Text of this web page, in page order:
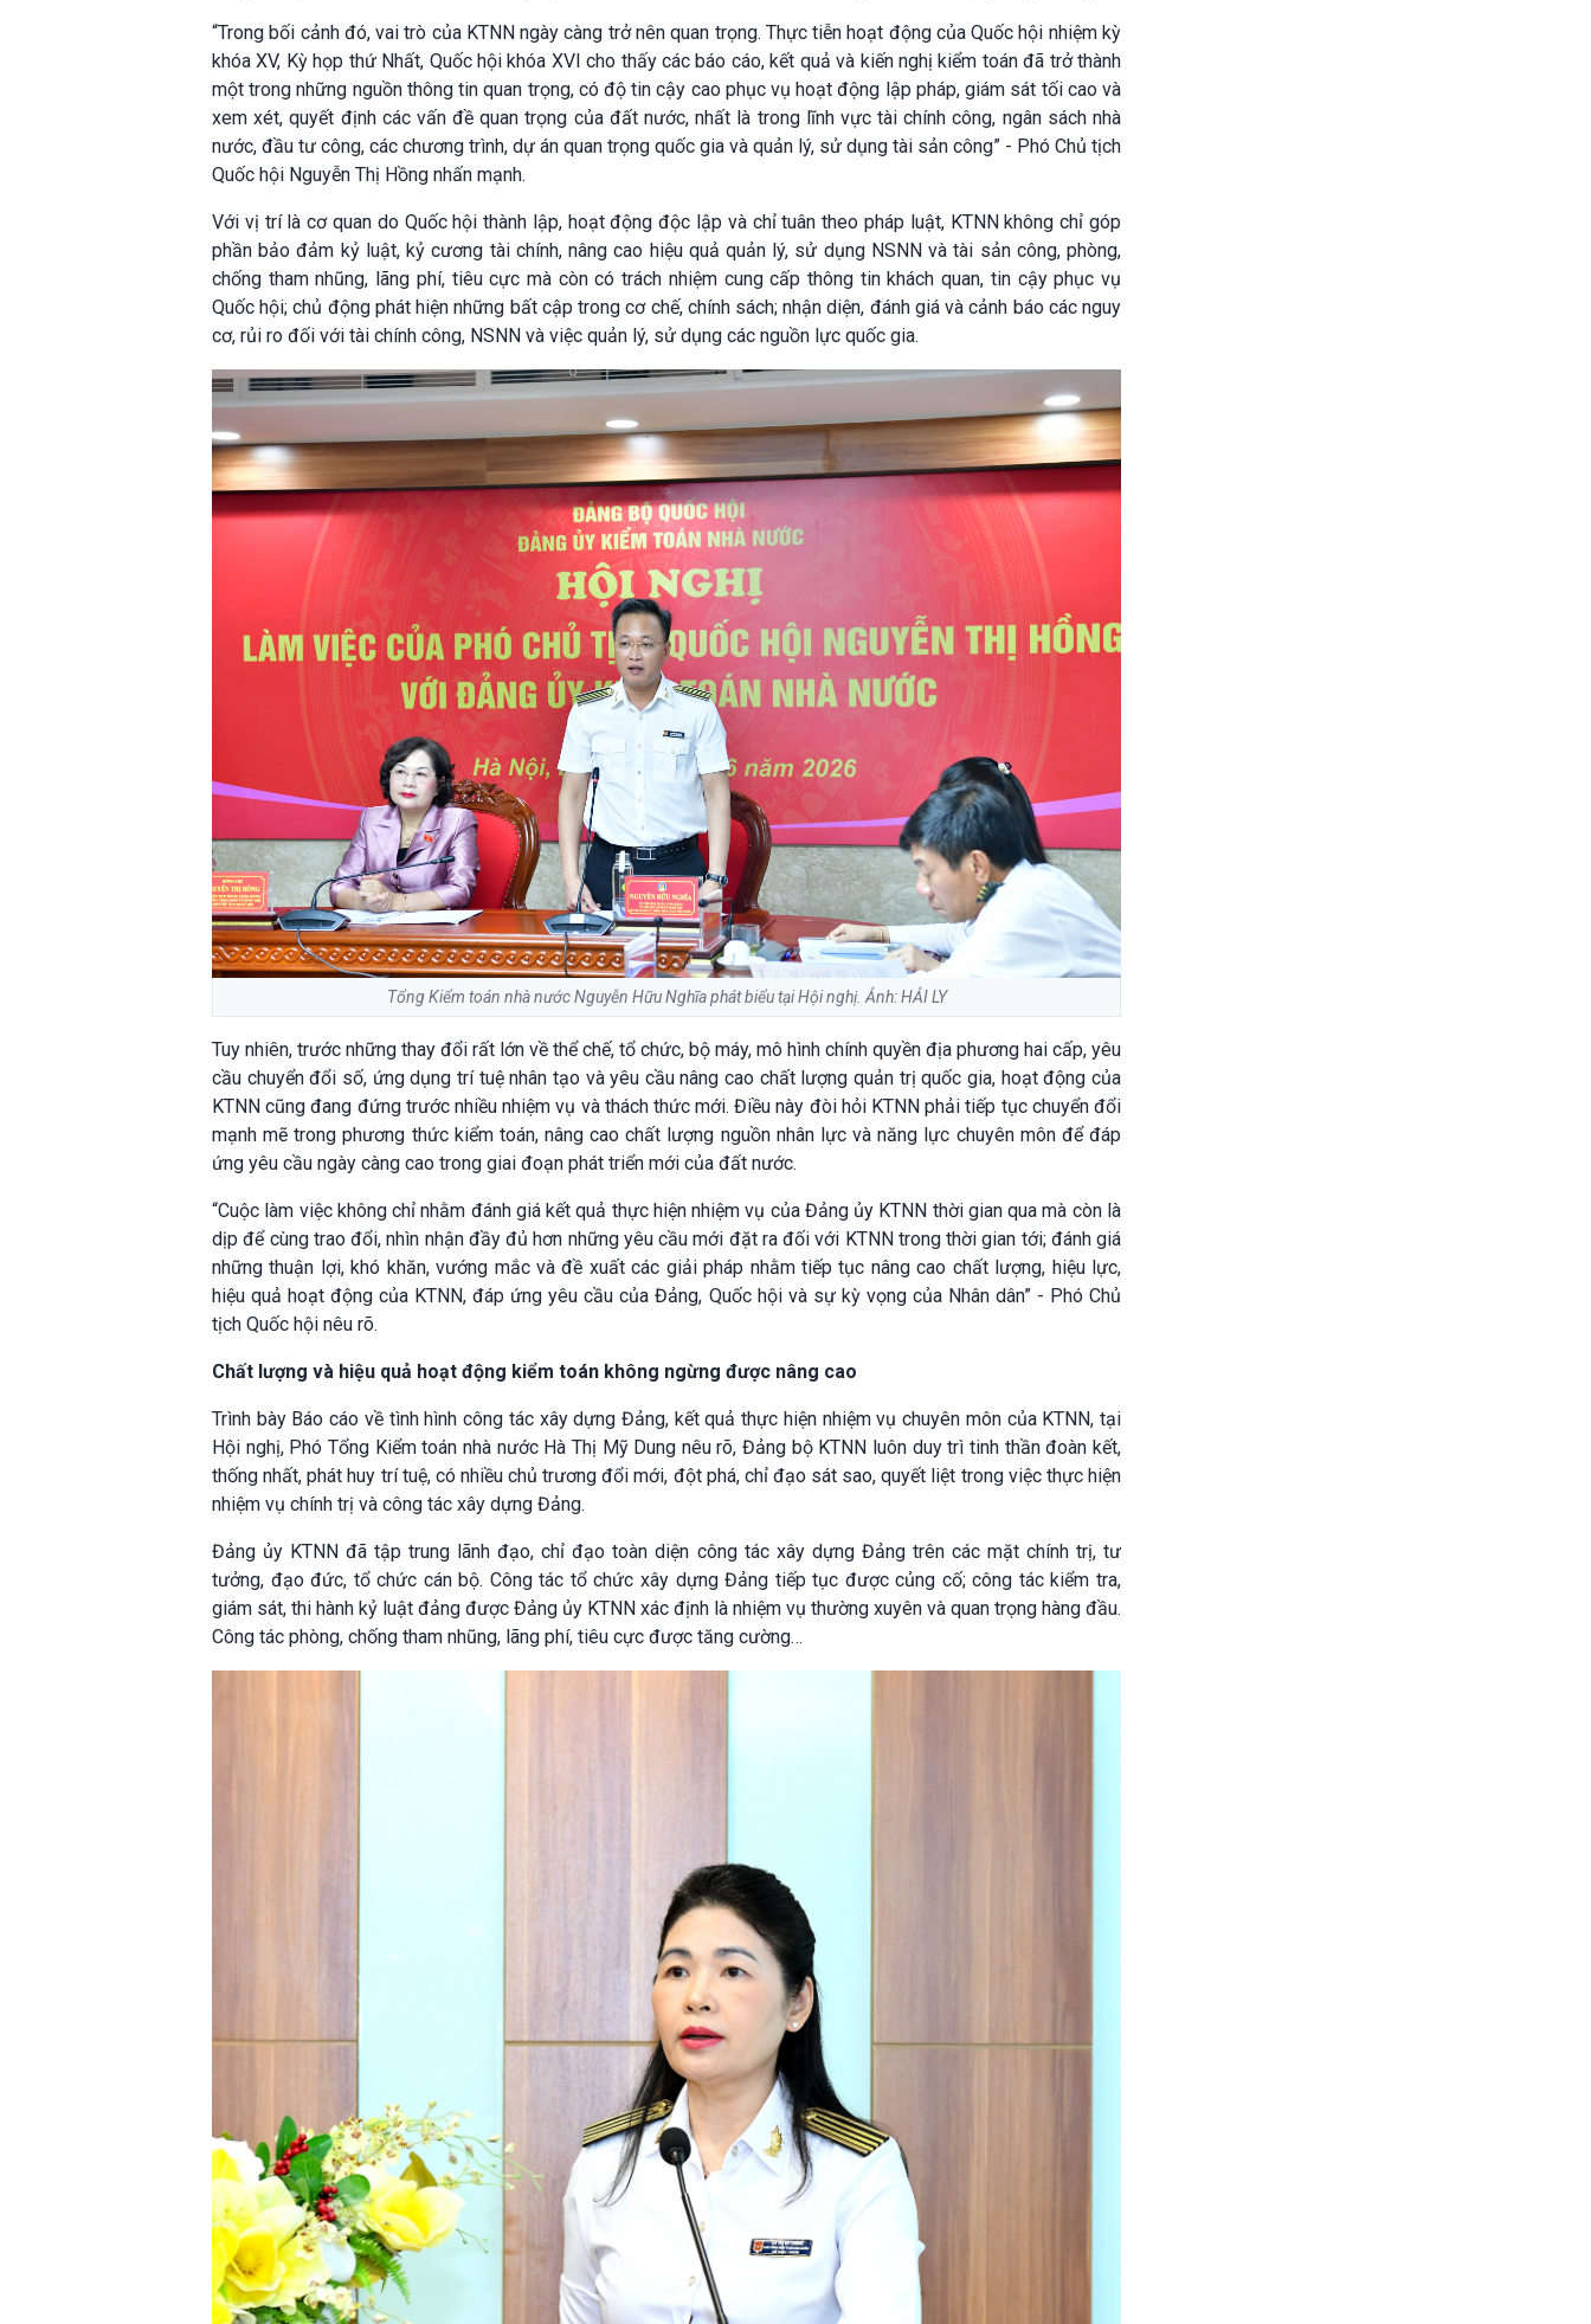
“Trong bối cảnh đó, vai trò của KTNN ngày càng trở nên quan trọng. Thực tiễn hoạt động của Quốc hội nhiệm kỳ
khóa XV, Kỳ họp thứ Nhất, Quốc hội khóa XVI cho thấy các báo cáo, kết quả và kiến nghị kiểm toán đã trở thành
một trong những nguồn thông tin quan trọng, có độ tin cậy cao phục vụ hoạt động lập pháp, giám sát tối cao và
xem xét, quyết định các vấn đề quan trọng của đất nước, nhất là trong lĩnh vực tài chính công, ngân sách nhà
nước, đầu tư công, các chương trình, dự án quan trọng quốc gia và quản lý, sử dụng tài sản công” - Phó Chủ tịch
Quốc hội Nguyễn Thị Hồng nhấn mạnh.
Với vị trí là cơ quan do Quốc hội thành lập, hoạt động độc lập và chỉ tuân theo pháp luật, KTNN không chỉ góp
phần bảo đảm kỷ luật, kỷ cương tài chính, nâng cao hiệu quả quản lý, sử dụng NSNN và tài sản công, phòng,
chống tham nhũng, lãng phí, tiêu cực mà còn có trách nhiệm cung cấp thông tin khách quan, tin cậy phục vụ
Quốc hội; chủ động phát hiện những bất cập trong cơ chế, chính sách; nhận diện, đánh giá và cảnh báo các nguy
cơ, rủi ro đối với tài chính công, NSNN và việc quản lý, sử dụng các nguồn lực quốc gia.
Tổng Kiểm toán nhà nước Nguyễn Hữu Nghĩa phát biểu tại Hội nghị. Ảnh: HẢI LY
Tuy nhiên, trước những thay đổi rất lớn về thể chế, tổ chức, bộ máy, mô hình chính quyền địa phương hai cấp, yêu
cầu chuyển đổi số, ứng dụng trí tuệ nhân tạo và yêu cầu nâng cao chất lượng quản trị quốc gia, hoạt động của
KTNN cũng đang đứng trước nhiều nhiệm vụ và thách thức mới. Điều này đòi hỏi KTNN phải tiếp tục chuyển đổi
mạnh mẽ trong phương thức kiểm toán, nâng cao chất lượng nguồn nhân lực và năng lực chuyên môn để đáp
ứng yêu cầu ngày càng cao trong giai đoạn phát triển mới của đất nước.
“Cuộc làm việc không chỉ nhằm đánh giá kết quả thực hiện nhiệm vụ của Đảng ủy KTNN thời gian qua mà còn là
dịp để cùng trao đổi, nhìn nhận đầy đủ hơn những yêu cầu mới đặt ra đối với KTNN trong thời gian tới; đánh giá
những thuận lợi, khó khăn, vướng mắc và đề xuất các giải pháp nhằm tiếp tục nâng cao chất lượng, hiệu lực,
hiệu quả hoạt động của KTNN, đáp ứng yêu cầu của Đảng, Quốc hội và sự kỳ vọng của Nhân dân” - Phó Chủ
tịch Quốc hội nêu rõ.
Chất lượng và hiệu quả hoạt động kiểm toán không ngừng được nâng cao
Trình bày Báo cáo về tình hình công tác xây dựng Đảng, kết quả thực hiện nhiệm vụ chuyên môn của KTNN, tại
Hội nghị, Phó Tổng Kiểm toán nhà nước Hà Thị Mỹ Dung nêu rõ, Đảng bộ KTNN luôn duy trì tinh thần đoàn kết,
thống nhất, phát huy trí tuệ, có nhiều chủ trương đổi mới, đột phá, chỉ đạo sát sao, quyết liệt trong việc thực hiện
nhiệm vụ chính trị và công tác xây dựng Đảng.
Đảng ủy KTNN đã tập trung lãnh đạo, chỉ đạo toàn diện công tác xây dựng Đảng trên các mặt chính trị, tư
tưởng, đạo đức, tổ chức cán bộ. Công tác tổ chức xây dựng Đảng tiếp tục được củng cố; công tác kiểm tra,
giám sát, thi hành kỷ luật đảng được Đảng ủy KTNN xác định là nhiệm vụ thường xuyên và quan trọng hàng đầu.
Công tác phòng, chống tham nhũng, lãng phí, tiêu cực được tăng cường…